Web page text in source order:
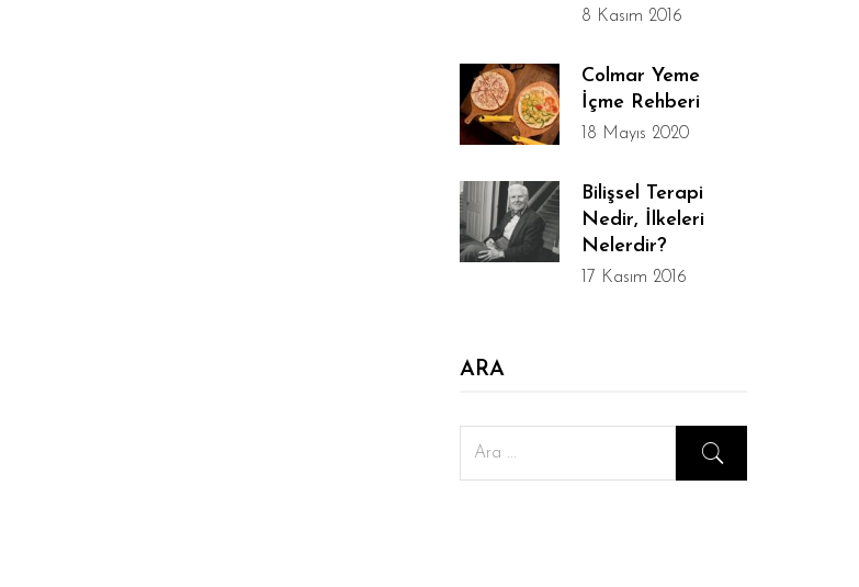
8 Kasım 2016
Colmar Yeme
İçme Rehberi
18 Mayıs 2020
Bilişsel Terapi
Nedir, İlkeleri
Nelerdir?
17 Kasım 2016
ARA